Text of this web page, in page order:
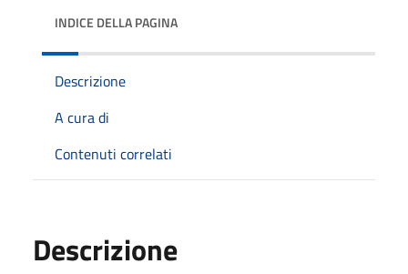
INDICE DELLA PAGINA
Descrizione
A cura di
Contenuti correlati
Descrizione